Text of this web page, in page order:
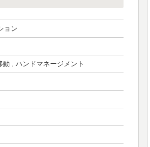
ョン
, ハンドマネージメント